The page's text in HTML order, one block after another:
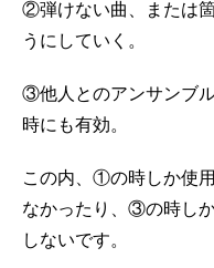
②弾けない曲、または
うにしていく。
③他人とのアンサンブ
時にも有効。
この内、①の時しか使
なかったり、③の時し
しないです。